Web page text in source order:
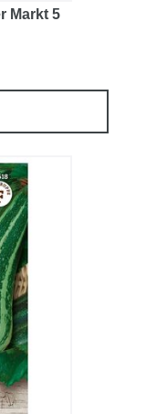
Markt 5